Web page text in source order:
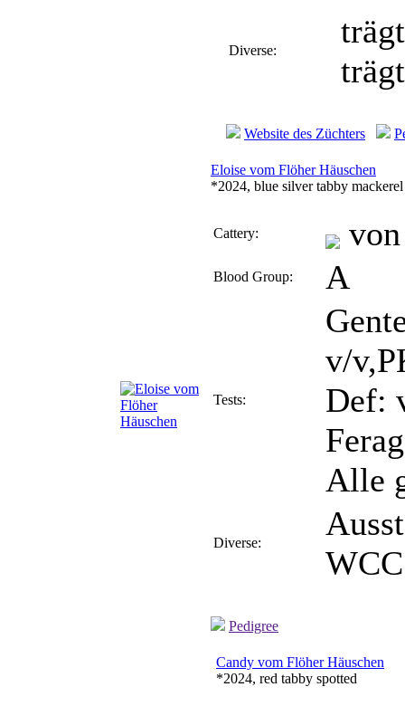
Diverse:
Website des Züchters
Eloise vom Flöher Häuschen
*2024, blue silver tabby mackerel
Cattery:
Blood Group: A
Tests:
v/
Def:
Alle
Diverse:
Pedigree
Candy vom Flöher Häuschen
*2024, red tabby spotted